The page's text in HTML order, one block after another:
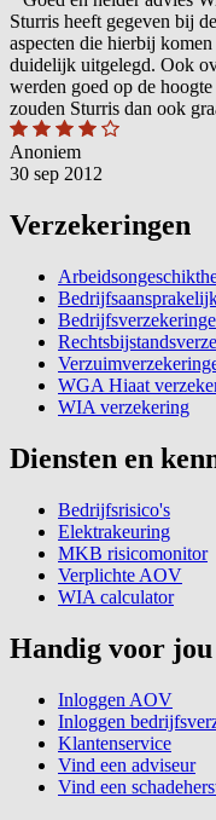
Sturris heeft gegeven bij
aspecten die hierbij
duidelijk uitgelegd. Ook
werden goed op de
zouden Sturris dan ook
Anoniem
30 sep 2012
Verzekeringen
WGA Hiaat
WIA verzekering
Diensten en
Bedrijfsrisico's
Elektrakeuring
MKB risicomonitor
Verplichte AOV
WIA calculator
Handig voor jou
Inloggen AOV
Inloggen
Klantenservice
Vind een adviseur
Vind een